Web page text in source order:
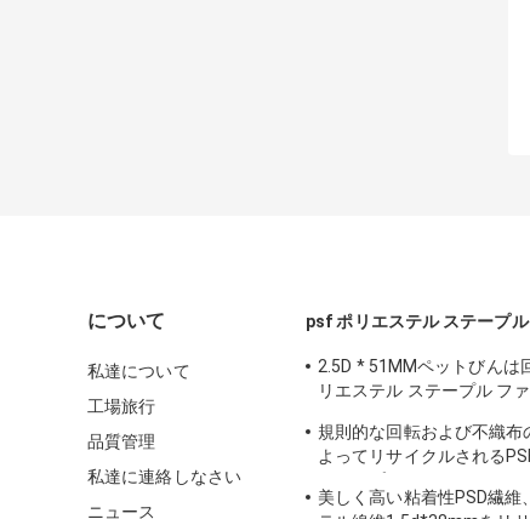
について
私達について
工場旅行
品質管理
私達に連絡しなさい
ニュース
psf ポリエステル ステープ
2.5D * 51MMペットびんは
リエステル ステープル フ
規則的な回転および不織布
よってリサイクルされる
美しく高い粘着性PSD繊維